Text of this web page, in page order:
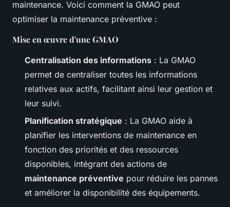
maintenance. Voici comment la GMAO peut
optimiser la maintenance préventive :
Mise en œuvre d'une GMAO
Centralisation des informations : La GMAO
permet de centraliser toutes les informations
relatives aux actifs, facilitant ainsi leur gestion et
leur suivi.
Planification stratégique : La GMAO aide à
planifier les interventions de maintenance en
fonction des priorités et des ressources
disponibles, intégrant des actions de
maintenance préventive pour réduire les pannes
et améliorer la disponibilité des équipements.